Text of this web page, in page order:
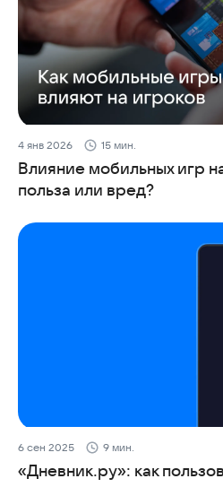
4 янв 2026 15 мин.
Влияние мобильных игр
польза или вред?
6 сен 2025 9 мин.
«Дневник.ру»: как